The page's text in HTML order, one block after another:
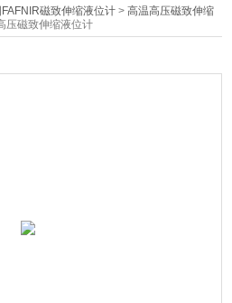
磁致伸缩液位计 >高温高压磁致伸缩
压磁致伸缩液位计